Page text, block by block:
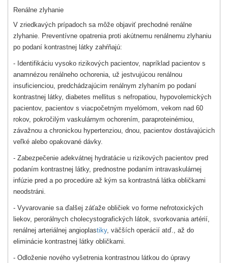
Renálne zlyhanie
V zriedkavých prípadoch sa môže objaviť prechodné renálne
zlyhanie. Preventívne opatrenia proti akútnemu renálnemu zlyhaniu
po podaní kontrastnej látky zahŕňajú:
- Identifikáciu vysoko rizikových pacientov, napríklad pacientov s
anamnézou renálneho ochorenia, už jestvujúcou renálnou
insuficienciou, predchádzajúcim renálnym zlyhaním po podaní
kontrastnej látky, diabetes mellitus s nefropatiou, hypovolemických
pacientov, pacientov s viacpočetným myelómom, vekom nad 60
rokov, pokročilým vaskulárnym ochorením, paraproteinémiou,
závažnou a chronickou hypertenziou, dnou, pacientov dostávajúcich
veľké alebo opakované dávky.
- Zabezpečenie adekvátnej hydratácie u rizikových pacientov pred
podaním kontrastnej látky, prednostne podaním intravaskulárnej
infúzie pred a po procedúre až kým sa kontrastná látka obličkami
neodstráni.
- Vyvarovanie sa ďalšej záťaže obličiek vo forme nefrotoxických
liekov, perorálnych cholecystografických látok, svorkovania artérií,
renálnej arteriálnej angioplastiky, väčších operácií atď., až do
eliminácie kontrastnej látky obličkami.
- Odloženie nového vyšetrenia kontrastnou látkou do úpravy